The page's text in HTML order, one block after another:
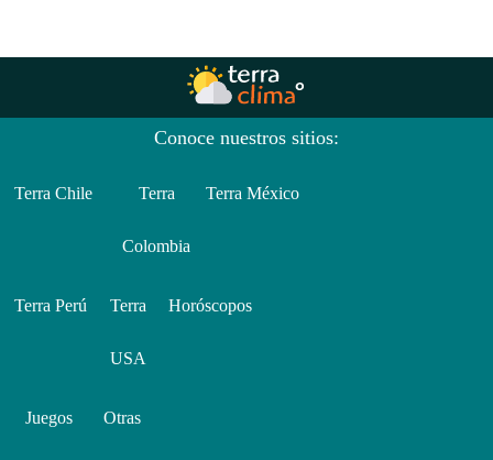
Conoce nuestros sitios:
Terra Chile Terra
Colombia
Terra México
Terra Perú Terra
USA
Horóscopos
Juegos Otras